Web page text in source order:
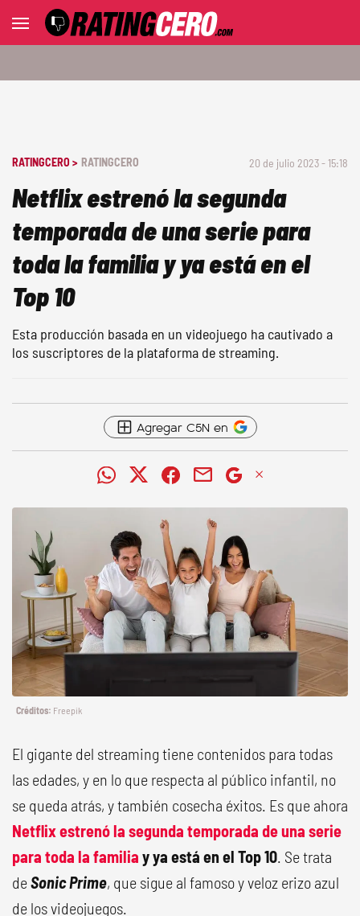
RATINGCERO > RATINGCERO 20 de julio 2023 - 15:18
Netflix estrenó la segunda
temporada de una serie para
toda la familia y ya está en el
Top 10
Esta producción basada en un videojuego ha cautivado a
los suscriptores de la plataforma de streaming.
Agregar C5N en
Freepik
El gigante del streaming tiene contenidos para todas
las edades, y en lo que respecta al público infantil, no
se queda atrás, y también cosecha éxitos. Es que ahora
Netflix estrenó la segunda temporada de una serie
para toda la familia y ya está en el Top 10. Se trata
deSonic Prime, que sigue al famoso y veloz erizo azul
de los videojuegos.